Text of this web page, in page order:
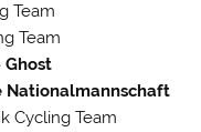
Team
Team
Ghost
Nationalmannschaft
Cycling Team